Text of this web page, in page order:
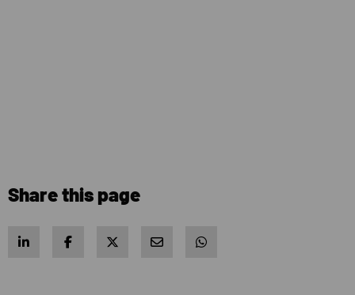
Share this page
Share on LinkedIn
Share on Facebook
Share on XShare via e-mailShare via WhatsApp